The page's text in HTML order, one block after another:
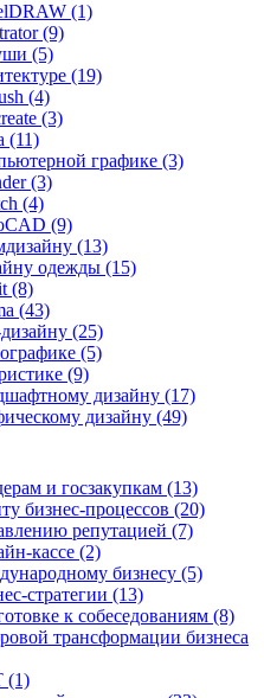
(1)
(9)
(5)
(19)
(4)
(3)
(11)
графике (3)
(3)
(4)
(9)
(13)
одежды (15)
(8)
(43)
(25)
(5)
(9)
дизайну (17)
дизайну (49)
и госзакупкам (13)
бизнес-процессов (20)
репутацией (7)
кассе (2)
бизнесу (5)
стратегии (13)
к собеседованиям (8)
трансформации бизнеса
(1)